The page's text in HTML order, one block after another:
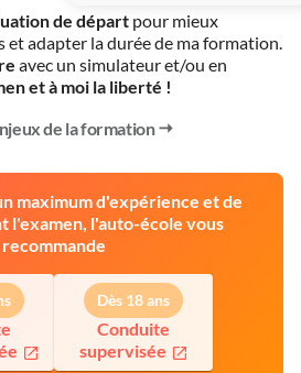
de départ pour mieux
et adapter la durée de ma formation.
avec un simulateur et/ou en
et à moi la liberté !
de la formation
maximum d'expérience et de
l'examen, l'auto-école vous
recommande
Dès 18 ans
Conduite
supervisée